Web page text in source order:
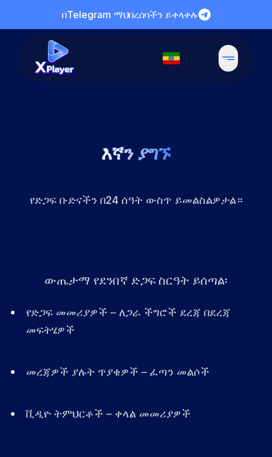
በTelegram ማህበረሰባችን ይቀላቀሉ
እኛን ያግኙ
የድጋፍ ቡድናችን በ24 ሰዓት ውስጥ ይመልስልዎታል።
ውጤታማ የደንበኛ ድጋፍ ስርዓት ይሰጣል፡
•
የድጋፍ መመሪያዎች – ለጋራ ችግሮች ደረጃ በደረጃ
መፍትሄዎች
• መረጃዎች ያሉት ጥያቄዎች – ፈጣን መልሶች
• ቪዲዮ ትምህርቶች – ቀላል መመሪያዎች